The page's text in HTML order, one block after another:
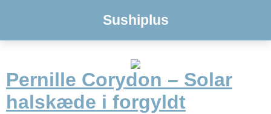
Sushiplus
Pernille Corydon – Solar
halskæde i forgyldt